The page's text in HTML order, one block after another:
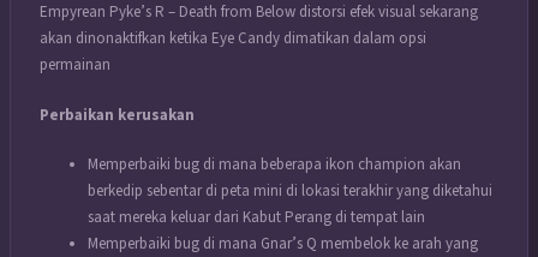
Empyrean Pyke’s R – Death from Below distorsi efek visual sekarang
akan dinonaktifkan ketika Eye Candy dimatikan dalam opsi
permainan
Perbaikan kerusakan
Memperbaiki bug di mana beberapa ikon champion akan
berkedip sebentar di peta mini di lokasi terakhir yang diketahui
saat mereka keluar dari Kabut Perang di tempat lain
Memperbaiki bug di mana Gnar’s Q membelok ke arah yang